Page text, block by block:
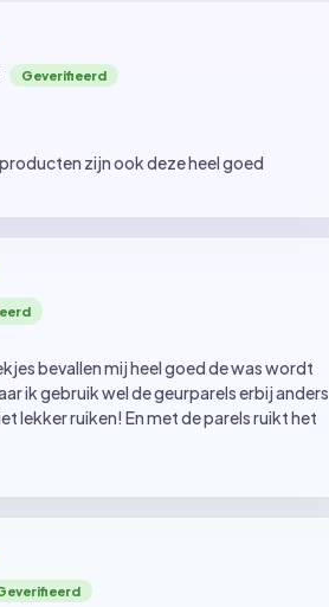
zijn ook deze heel goed
bevallen mij heel goed de was wordt
ik gebruik wel de geurparels erbij anders
lekker ruiken! En met de parels ruikt het